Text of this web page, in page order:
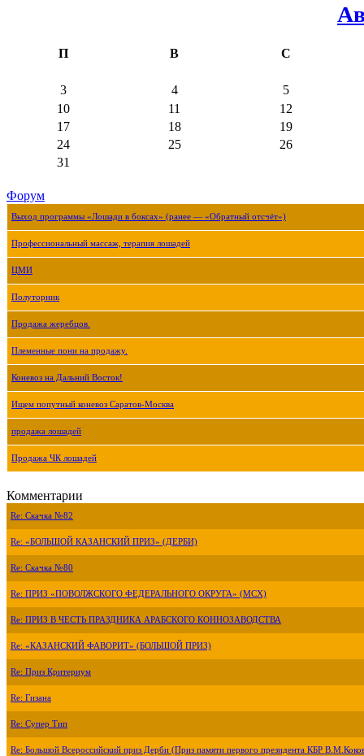
П В С
3 4
5
10
11
12
17
18
19
24
25
26
31
Форум
Выход программы «Лошади в боксах» (ранее — «Обратный отсчёт»)
Профессиональный массаж, терапия лошадей
ЦМИ
Полуторник
Продажа жеребцов.
Племенные пони на продажу.
Коневоз на Дальний Восток!
Ищем попутный коневоз Саратов-Москва
продажа лошадей
Продажа ЧК лошадей
Комментарии
Re: Скачка №82
Re: «БОЛЬШОЙ КАЗАНСКИЙ ПРИЗ» (ДЕРБИ)
Re: Скачка №80
Re: ПРИЗ «ПОВОЛЖСКОГО ФЕДЕРАЛЬНОГО ОКРУГА» (МСХ)
Re: ПРИЗ В ЧЕСТЬ ПРАЗДНИКА АРАБСКОГО КОННОЗАВОДСТВА
Re: «КАЗАНСКИЙ ФАВОРИТ» (БОЛЬШОЙ ПРИЗ)
Re: Приз Критериум
Re: Гизана
Re: Супер Тип
Re: Большой Всероссийский приз Дерби (Приз памяти первого президента КБР